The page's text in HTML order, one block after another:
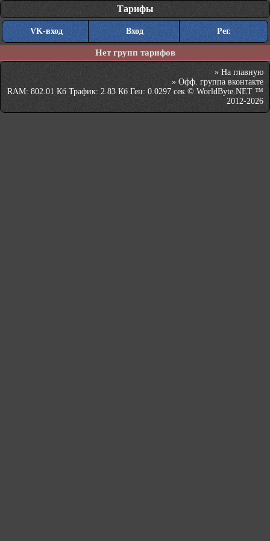
Тарифы
VK-вход Вход Рег.
Нет групп тарифов
» На главную
» Офф. группа вконтакте
RAM: 802.01 Кб Трафик: 2.83 Кб Ген: 0.0297 сек © WorldByte.NET ™
2012-2026